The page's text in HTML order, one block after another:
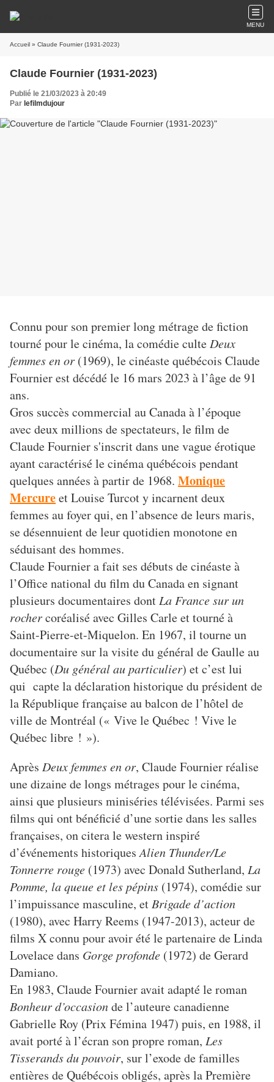
MENU
Accueil » Claude Fournier (1931-2023)
Claude Fournier (1931-2023)
Publié le 21/03/2023 à 20:49
Par lefilmdujour
Connu pour son premier long métrage de fiction
tourné pour le cinéma, la comédie culte Deux
femmes en or (1969), le cinéaste québécois Claude
Fournier est décédé le 16 mars 2023 à l’âge de 91
ans.
Gros succès commercial au Canada à l’époque
avec deux millions de spectateurs, le film de
Claude Fournier s'inscrit dans une vague érotique
ayant caractérisé le cinéma québécois pendant
quelques années à partir de 1968. Monique
Mercureet Louise Turcot y incarnent deux
femmes au foyer qui, en l’absence de leurs maris,
se désennuient de leur quotidien monotone en
séduisant des hommes.
Claude Fournier a fait ses débuts de cinéaste à
l’Office national du film du Canada en signant
plusieurs documentaires dont La France sur un
rochercoréalisé avec Gilles Carle et tourné à
Saint-Pierre-et-Miquelon. En 1967, il tourne un
documentaire sur la visite du général de Gaulle au
Québec (Du général au particulier) et c’est lui
qui capte la déclaration historique du président de
la République française au balcon de l’hôtel de
ville de Montréal (« Vive le Québec ! Vive le
Québec libre ! »).
Après Deux femmes en or, Claude Fournier réalise
une dizaine de longs métrages pour le cinéma,
ainsi que plusieurs miniséries télévisées. Parmi ses
films qui ont bénéficié d’une sortie dans les salles
françaises, on citera le western inspiré
d’événements historiquesAlien Thunder/Le
Tonnerre rouge (1973) avec Donald Sutherland, La
Pomme, la queue et les pépins (1974), comédie sur
l’impuissance masculine, et Brigade d’action
(1980), avec Harry Reems (1947-2013), acteur de
films X connu pour avoir été le partenaire de Linda
Lovelace dans Gorge profonde (1972) de Gerard
Damiano.
En 1983, Claude Fournier avait adapté le roman
Bonheur d’occasionde l’auteure canadienne
Gabrielle Roy (Prix Fémina 1947) puis, en 1988, il
avait porté à l’écran son propre roman, Les
Tisserands du pouvoir, sur l’exode de familles
entières de Québécois obligés, après la Première